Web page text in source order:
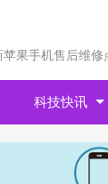
果手机售后维
科技快讯